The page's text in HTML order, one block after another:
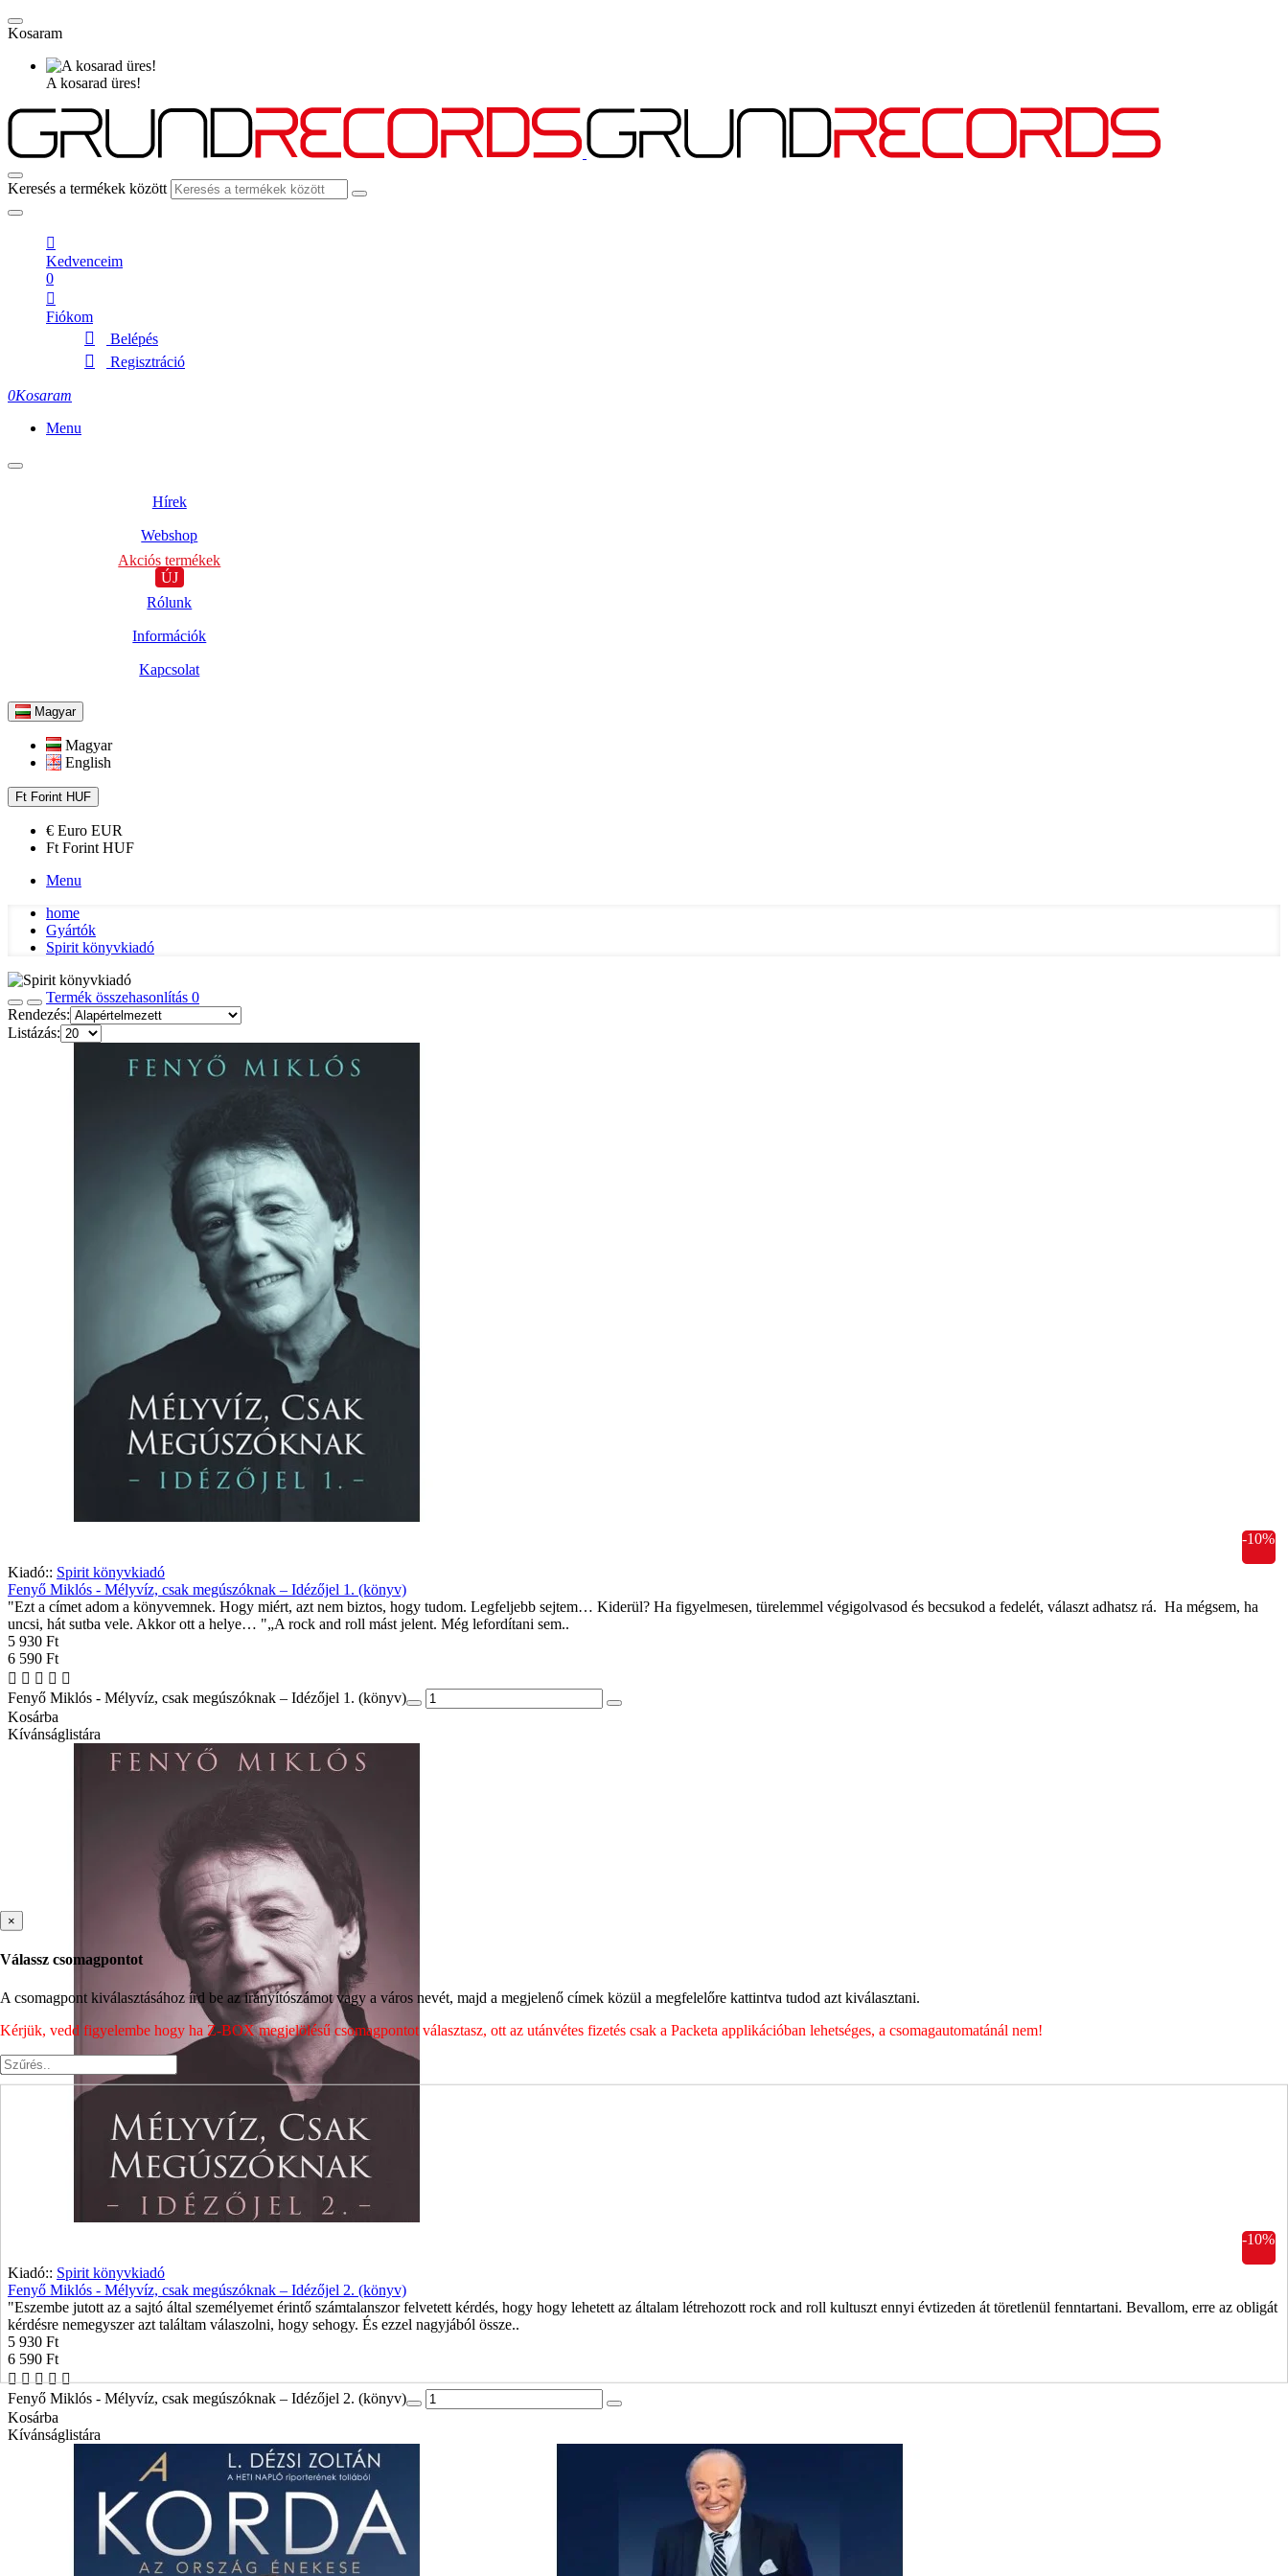
Kosaram
A kosarad üres!
Keresés a termékek között
Kedvenceim
0
Fiókom
Belépés
Regisztráció
0Kosaram
Menu
Hírek
Webshop
Akciós termékek
ÚJ
Rólunk
Információk
Kapcsolat
Magyar
Magyar
English
Ft Forint HUF
€ Euro EUR
Ft Forint HUF
Menu
home
Gyártók
Spirit könyvkiadó
Termék összehasonlítás 0
Rendezés:
Listázás:
-10%
Kiadó:: Spirit könyvkiadó
Fenyő Miklós - Mélyvíz, csak megúszóknak – Idézőjel 1. (könyv)
"Ezt a címet adom a könyvemnek. Hogy miért, azt nem biztos, hogy tudom. Legfeljebb sejtem… Kiderül? Ha figyelmesen, türelemmel végigolvasod és becsukod a fedelét, választ adhatsz rá. Ha mégsem, ha
uncsi, hát sutba vele. Akkor ott a helye… "„A rock and roll mást jelent. Még lefordítani sem..
5 930 Ft
6 590 Ft
Fenyő Miklós - Mélyvíz, csak megúszóknak – Idézőjel 1. (könyv)
Kosárba
Kívánságlistára
-10%
Kiadó:: Spirit könyvkiadó
Fenyő Miklós - Mélyvíz, csak megúszóknak – Idézőjel 2. (könyv)
"Eszembe jutott az a sajtó által személyemet érintő számtalanszor felvetett kérdés, hogy hogy lehetett az általam létrehozott rock and roll kultuszt ennyi évtizeden át töretlenül fenntartani. Bevallom, erre az obligát
kérdésre nemegyszer azt találtam válaszolni, hogy sehogy. És ezzel nagyjából össze..
5 930 Ft
6 590 Ft
Fenyő Miklós - Mélyvíz, csak megúszóknak – Idézőjel 2. (könyv)
Kosárba
Kívánságlistára
×
Válassz csomagpontot
A csomagpont kiválasztásához írd be az irányítószámot vagy a város nevét, majd a megjelenő címek közül a megfelelőre kattintva tudod azt kiválasztani.
Kérjük, vedd figyelembe hogy ha Z-BOX megjelölésű csomagpontot választasz, ott az utánvétes fizetés csak a Packeta applikációban lehetséges, a csomagautomatánál nem!